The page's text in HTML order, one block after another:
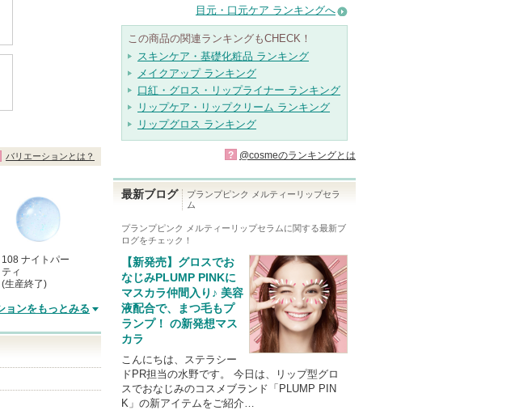
108 ナイトパー
ティ
(生産終了)
ョンをもっとみる
バリエーションとは？
目元・口元ケア ランキングへ
この商品の関連ランキングもCHECK！
スキンケア・基礎化粧品 ランキング
メイクアップ ランキング
口紅・グロス・リップライナー ランキング
リップケア・リップクリーム ランキング
リップグロス ランキング
? @cosmeのランキングとは
最新ブログ
プランプピンク メルティーリップセラ
ム
プランプピンク メルティーリップセラムに関する最新ブ
ログをチェック！
【新発売】グロスでお
なじみPLUMP PINKに
マスカラ仲間入り♪ 美容
液配合で、まつ毛もプ
ランプ！ の新発想マス
カラ
こんにちは、ステラシー
ドPR担当の水野です。 今日は、リップ型グロ
スでおなじみのコスメブランド「PLUMP PIN
K」の新アイテムをご紹介…